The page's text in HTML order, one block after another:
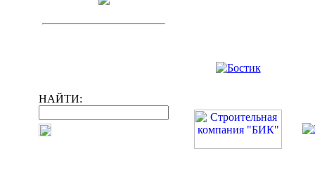
НАЙТИ: